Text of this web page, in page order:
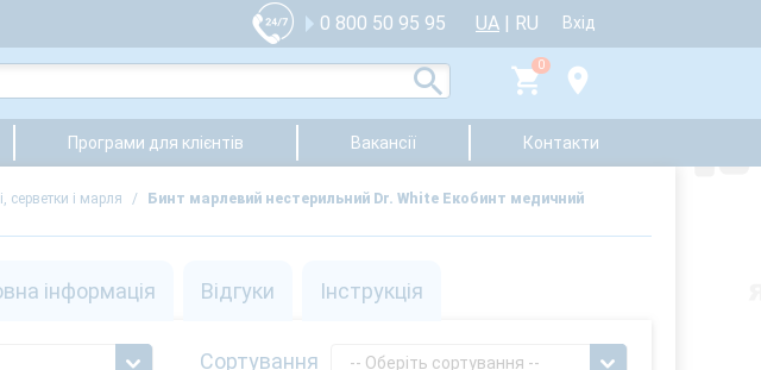
0 800 50 95 95 UA | RU Вхід
0
Програми для клієнтів Вакансії Контакти
серветки і марля /
Бинт марлевий нестерильний Dr. White Екобинт медичний
інформація Відгуки Інструкція
Сортування -- Оберіть сортування --